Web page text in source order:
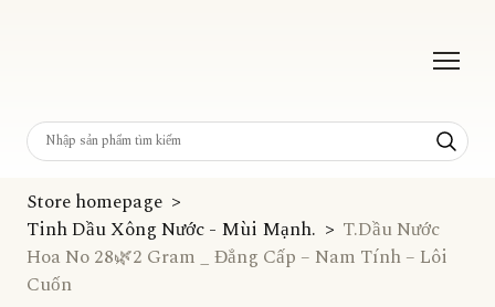
Store homepage
Tinh Dầu Xông Nước - Mùi Mạnh.
T.Dầu Nước
Hoa No 28🌿2 Gram _ Đẳng Cấp – Nam Tính – Lôi
Cuốn